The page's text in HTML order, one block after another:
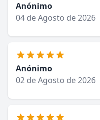
Anónimo
04 de Agosto de 2026
Anónimo
02 de Agosto de 2026